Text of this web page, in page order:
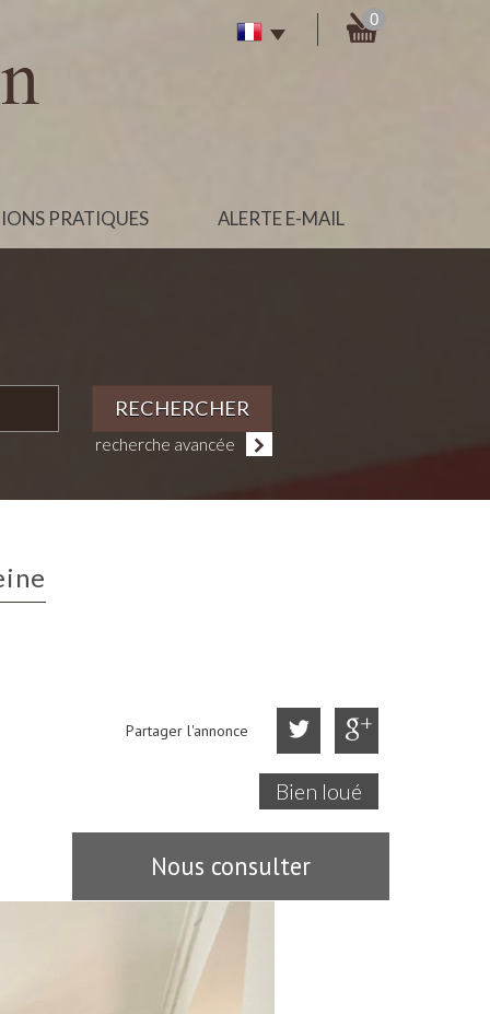
0
PRATIQUES ALERTE E-MAIL
RECHERCHER
recherche avancée
Partager l'annonce
Bien loué
Nous consulter